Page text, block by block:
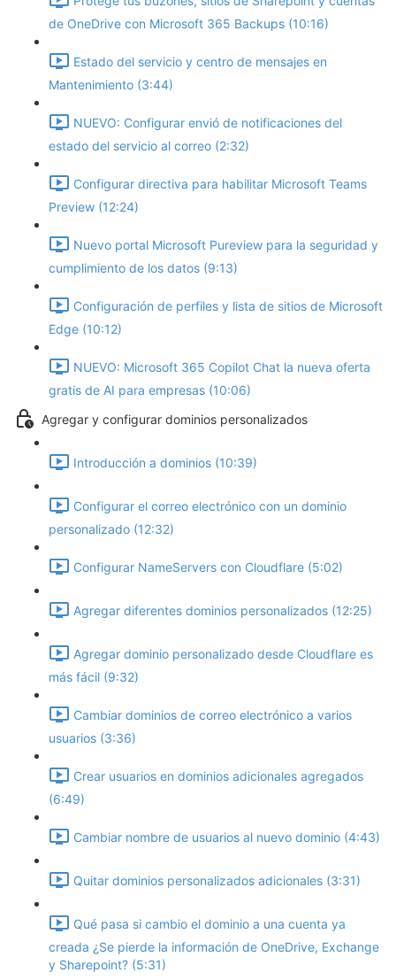
de OneDrive con Microsoft 365 Backups (10:16)
Estado del servicio y centro de mensajes en
Mantenimiento (3:44)
NUEVO: Configurar envió de notificaciones del
estado del servicio al correo (2:32)
Configurar directiva para habilitar Microsoft Teams
Preview (12:24)
Nuevo portal Microsoft Pureview para la seguridad y
cumplimiento de los datos (9:13)
Configuración de perfiles y lista de sitios de Microsoft
Edge (10:12)
NUEVO: Microsoft 365 Copilot Chat la nueva oferta
gratis de AI para empresas (10:06)
Agregar y configurar dominios personalizados
Introducción a dominios (10:39)
Configurar el correo electrónico con un dominio
personalizado (12:32)
Configurar NameServers con Cloudflare (5:02)
Agregar diferentes dominios personalizados (12:25)
Agregar dominio personalizado desde Cloudflare es
más fácil (9:32)
Cambiar dominios de correo electrónico a varios
usuarios (3:36)
Crear usuarios en dominios adicionales agregados
(6:49)
Cambiar nombre de usuarios al nuevo dominio (4:43)
Quitar dominios personalizados adicionales (3:31)
Qué pasa si cambio el dominio a una cuenta ya
creada ¿Se pierde la información de OneDrive, Exchange
y Sharepoint? (5:31)